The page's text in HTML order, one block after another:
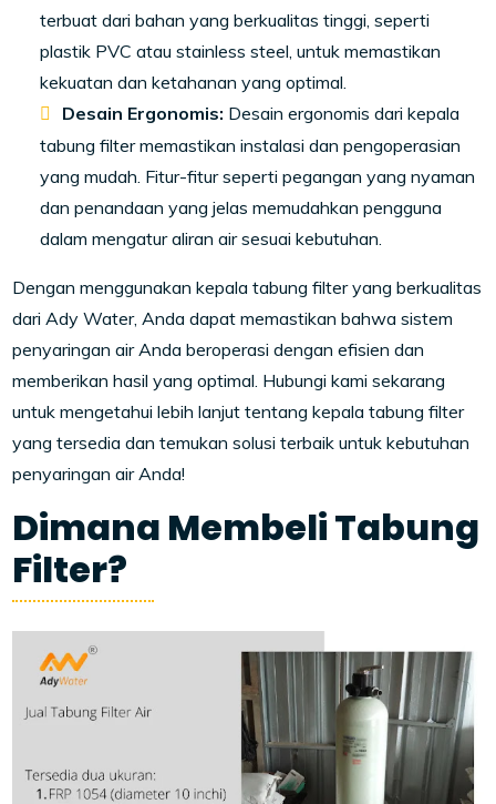
terbuat dari bahan yang berkualitas tinggi, seperti
plastik PVC atau stainless steel, untuk memastikan
kekuatan dan ketahanan yang optimal.
Desain Ergonomis: Desain ergonomis dari kepala
tabung filter memastikan instalasi dan pengoperasian
yang mudah. Fitur-fitur seperti pegangan yang nyaman
dan penandaan yang jelas memudahkan pengguna
dalam mengatur aliran air sesuai kebutuhan.
Dengan menggunakan kepala tabung filter yang berkualitas
dari Ady Water, Anda dapat memastikan bahwa sistem
penyaringan air Anda beroperasi dengan efisien dan
memberikan hasil yang optimal. Hubungi kami sekarang
untuk mengetahui lebih lanjut tentang kepala tabung filter
yang tersedia dan temukan solusi terbaik untuk kebutuhan
penyaringan air Anda!
Dimana Membeli Tabung
Filter?